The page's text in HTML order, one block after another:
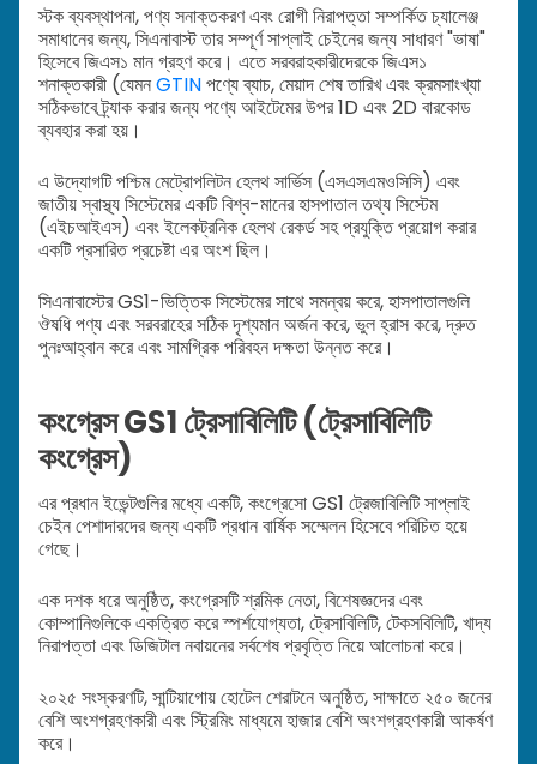
স্টক ব্যবস্থাপনা, পণ্য সনাক্তকরণ এবং রোগী নিরাপত্তা সম্পর্কিত চ্যালেঞ্জ
সমাধানের জন্য, সিএনাবাস্ট তার সম্পূর্ণ সাপ্লাই চেইনের জন্য সাধারণ "ভাষা"
হিসেবে জিএস১ মান গ্রহণ করে। এতে সরবরাহকারীদেরকে জিএস১
শনাক্তকারী (যেমনGTINপণ্যে ব্যাচ, মেয়াদ শেষ তারিখ এবং ক্রমসাংখ্যা
সঠিকভাবে ট্র্যাক করার জন্য পণ্যে আইটেমের উপর 1D এবং 2D বারকোড
ব্যবহার করা হয়।
এ উদ্যোগটি পশ্চিম মেট্রোপলিটন হেলথ সার্ভিস (এসএসএমওসিসি) এবং
জাতীয় স্বাস্থ্য সিস্টেমের একটি বিশ্ব-মানের হাসপাতাল তথ্য সিস্টেম
(এইচআইএস) এবং ইলেকট্রনিক হেলথ রেকর্ড সহ প্রযুক্তি প্রয়োগ করার
একটি প্রসারিত প্রচেষ্টা এর অংশ ছিল।
সিএনাবাস্টের GS1-ভিত্তিক সিস্টেমের সাথে সমন্বয় করে, হাসপাতালগুলি
ঔষধি পণ্য এবং সরবরাহের সঠিক দৃশ্যমান অর্জন করে, ভুল হ্রাস করে, দ্রুত
পুনঃআহ্বান করে এবং সামগ্রিক পরিবহন দক্ষতা উন্নত করে।
কংগ্রেস GS1 ট্রেসাবিলিটি (ট্রেসাবিলিটি
কংগ্রেস)
এর প্রধান ইভেন্টগুলির মধ্যে একটি, কংগ্রেসো GS1 ট্রেজাবিলিটি সাপ্লাই
চেইন পেশাদারদের জন্য একটি প্রধান বার্ষিক সম্মেলন হিসেবে পরিচিত হয়ে
গেছে।
এক দশক ধরে অনুষ্ঠিত, কংগ্রেসটি শ্রমিক নেতা, বিশেষজ্ঞদের এবং
কোম্পানিগুলিকে একত্রিত করে স্পর্শযোগ্যতা, ট্রেসাবিলিটি, টেকসবিলিটি, খাদ্য
নিরাপত্তা এবং ডিজিটাল নবায়নের সর্বশেষ প্রবৃত্তি নিয়ে আলোচনা করে।
২০২৫ সংস্করণটি, সান্টিয়াগোয় হোটেল শেরাটনে অনুষ্ঠিত, সাক্ষাতে ২৫০ জনের
বেশি অংশগ্রহণকারী এবং স্ট্রিমিং মাধ্যমে হাজার বেশি অংশগ্রহণকারী আকর্ষণ
করে।